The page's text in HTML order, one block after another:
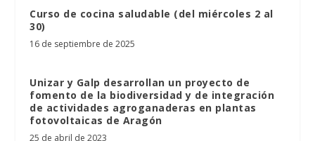
Curso de cocina saludable (del miércoles 2 al
30)
16 de septiembre de 2025
Unizar y Galp desarrollan un proyecto de
fomento de la biodiversidad y de integración
de actividades agroganaderas en plantas
fotovoltaicas de Aragón
25 de abril de 2023